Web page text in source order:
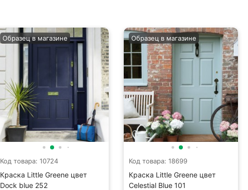
Код товара: 10724
Краска Little Greene цвет
Dock blue 252
Образец в магазине
Код товара: 18699
Краска Little Greene цвет
Celestial Blue 101
Образец в магазине